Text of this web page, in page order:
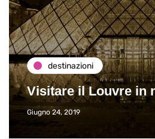
destinazioni
Visitare il Louvre in
Giugno 24, 2019